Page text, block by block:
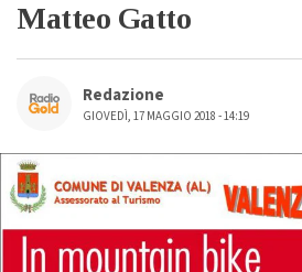
Matteo Gatto
Redazione
GIOVEDÌ, 17 MAGGIO 2018 - 14:19